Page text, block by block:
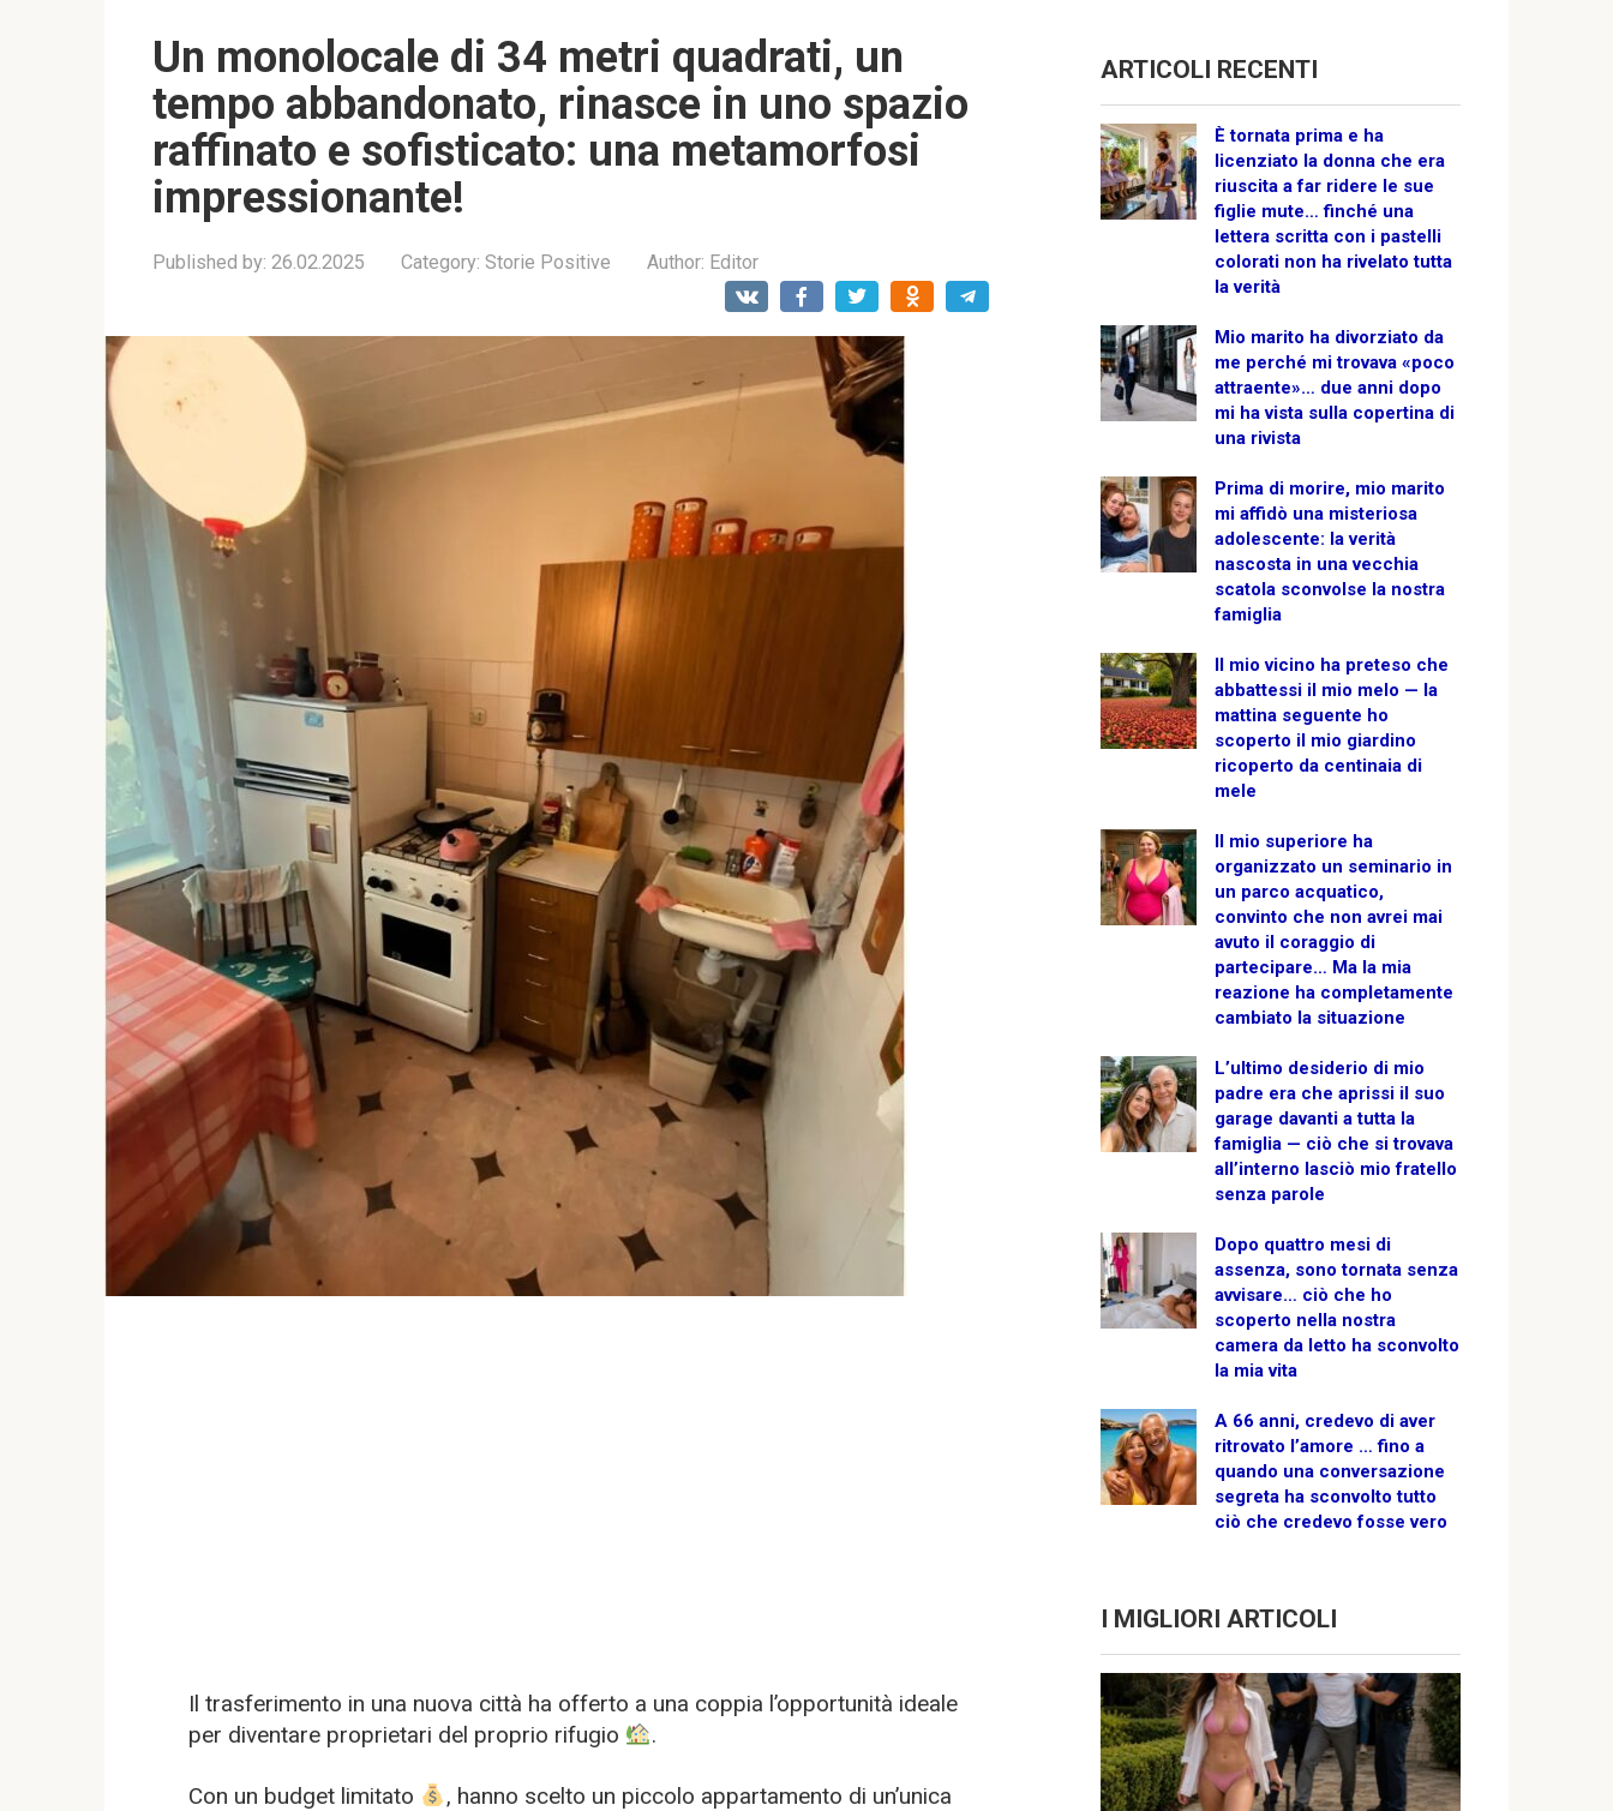
Un monolocale di 34 metri quadrati, un
tempo abbandonato, rinasce in uno spazio
raffinato e sofisticato: una metamorfosi
impressionante!
Published by: 26.02.2025 Category: Storie Positive Author: Editor
Il trasferimento in una nuova città ha offerto a una coppia l’opportunità ideale
per diventare proprietari del proprio rifugio
.
Con un budget limitato
, hanno scelto un piccolo appartamento di un’unica
ARTICOLI RECENTI
È tornata prima e ha
licenziato la donna che era
riuscita a far ridere le sue
figlie mute… finché una
lettera scritta con i pastelli
colorati non ha rivelato tutta
la verità
Mio marito ha divorziato da
me perché mi trovava «poco
attraente»… due anni dopo
mi ha vista sulla copertina di
una rivista
Prima di morire, mio marito
mi affidò una misteriosa
adolescente: la verità
nascosta in una vecchia
scatola sconvolse la nostra
famiglia
Il mio vicino ha preteso che
abbattessi il mio melo — la
mattina seguente ho
scoperto il mio giardino
ricoperto da centinaia di
mele
Il mio superiore ha
organizzato un seminario in
un parco acquatico,
convinto che non avrei mai
avuto il coraggio di
partecipare… Ma la mia
reazione ha completamente
cambiato la situazione
L’ultimo desiderio di mio
padre era che aprissi il suo
garage davanti a tutta la
famiglia — ciò che si trovava
all’interno lasciò mio fratello
senza parole
Dopo quattro mesi di
assenza, sono tornata senza
avvisare… ciò che ho
scoperto nella nostra
camera da letto ha sconvolto
la mia vita
A 66 anni, credevo di aver
ritrovato l’amore … fino a
quando una conversazione
segreta ha sconvolto tutto
ciò che credevo fosse vero
I MIGLIORI ARTICOLI